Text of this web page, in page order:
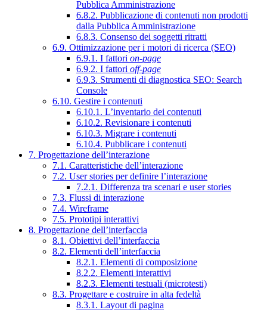
Pubblica Amministrazione
6.8.2. Pubblicazione di contenuti non prodotti
dalla Pubblica Amministrazione
6.8.3. Consenso dei soggetti ritratti
6.9. Ottimizzazione per i motori di ricerca (SEO)
6.9.1. I fattori on-page
6.9.2. I fattori off-page
6.9.3. Strumenti di diagnostica SEO: Search
Console
6.10. Gestire i contenuti
6.10.1. L’inventario dei contenuti
6.10.2. Revisionare i contenuti
6.10.3. Migrare i contenuti
6.10.4. Pubblicare i contenuti
7. Progettazione dell’interazione
7.1. Caratteristiche dell’interazione
7.2. User stories per definire l’interazione
7.2.1. Differenza tra scenari e user stories
7.3. Flussi di interazione
7.4. Wireframe
7.5. Prototipi interattivi
8. Progettazione dell’interfaccia
8.1. Obiettivi dell’interfaccia
8.2. Elementi dell’interfaccia
8.2.1. Elementi di composizione
8.2.2. Elementi interattivi
8.2.3. Elementi testuali (microtesti)
8.3. Progettare e costruire in alta fedeltà
8.3.1. Layout di pagina